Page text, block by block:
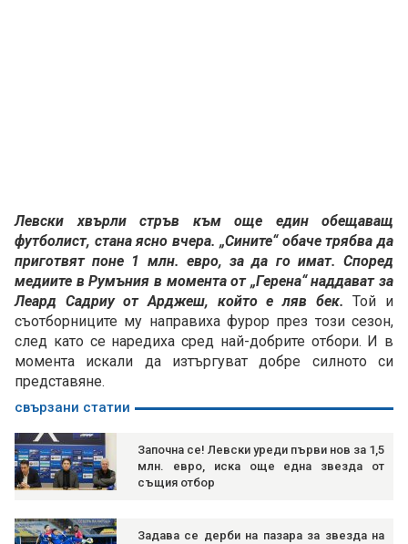
Левски хвърли стръв към още един обещаващ
футболист, стана ясно вчера. „Сините“ обаче трябва да
приготвят поне 1 млн. евро, за да го имат. Според
медиите в Румъния в момента от „Герена“ наддават за
Леард Садриу от Арджеш, който е ляв бек.Той и
съотборниците му направиха фурор през този сезон,
след като се наредиха сред най-добрите отбори. И в
момента искали да изтъргуват добре силното си
представяне.
свързани статии
Започна се! Левски уреди първи нов за 1,5
млн. евро, иска още една звезда от
същия отбор
Задава се дерби на пазара за звезда на